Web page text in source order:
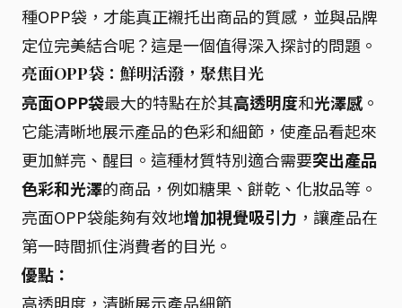
種OPP袋，才能真正襯托出商品的質感，並與品牌
定位完美結合呢？這是一個值得深入探討的問題。
亮面OPP袋：鮮明活潑，聚焦目光
亮面OPP袋最大的特點在於其高透明度和光澤感。
它能清晰地展示產品的色彩和細節，使產品看起來
更加鮮亮、醒目。這種材質特別適合需要突出產品
色彩和光澤的商品，例如糖果、餅乾、化妝品等。
亮面OPP袋能夠有效地增加視覺吸引力 ，讓產品在
第一時間抓住消費者的目光。
優點：
高透明度，清晰展示產品細節